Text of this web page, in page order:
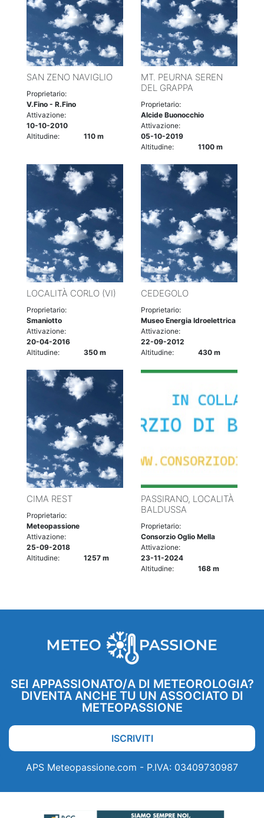
SAN ZENO NAVIGLIO
Proprietario:
V.Fino - R.Fino
Attivazione:
10-10-2010
Altitudine:
110 m
MT. PEURNA SEREN
DEL GRAPPA
Proprietario:
Alcide Buonocchio
Attivazione:
05-10-2019
Altitudine:
1100 m
LOCALITÀ CORLO (VI)
Proprietario:
Smaniotto
Attivazione:
20-04-2016
Altitudine:
350 m
CEDEGOLO
Proprietario:
Museo Energia Idroelettrica
Attivazione:
22-09-2012
Altitudine:
430 m
CIMA REST
Proprietario:
Meteopassione
Attivazione:
25-09-2018
Altitudine:
1257 m
PASSIRANO, LOCALITÀ
BALDUSSA
Proprietario:
Consorzio Oglio Mella
Attivazione:
23-11-2024
Altitudine:
168 m
SEI APPASSIONATO/A DI METEOROLOGIA?
DIVENTA ANCHE TU UN ASSOCIATO DI
METEOPASSIONE
ISCRIVITI
APS Meteopassione.com - P.IVA: 03409730987